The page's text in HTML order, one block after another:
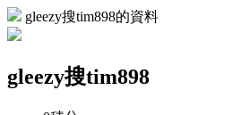
gleezy搜tim898的資料
gleezy搜tim898